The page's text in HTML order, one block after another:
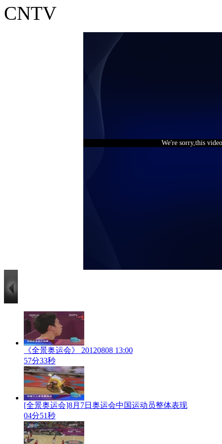
CNTV
We're sorry,this
《全景奥运会》 20120808 13:00
57分33秒
[全景奥运会]8月7日奥运会中国运动员整体表现
04分51秒